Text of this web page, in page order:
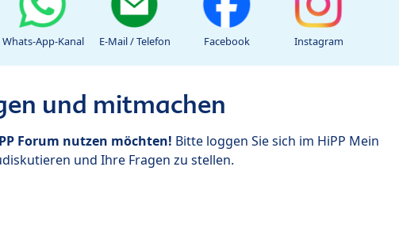
Whats-App-Kanal E-Mail / Telefon Facebook Instagram
und mitmachen
Forum nutzen möchten! Bitte loggen Sie sich im HiPP Mein
und Ihre Fragen zu stellen.